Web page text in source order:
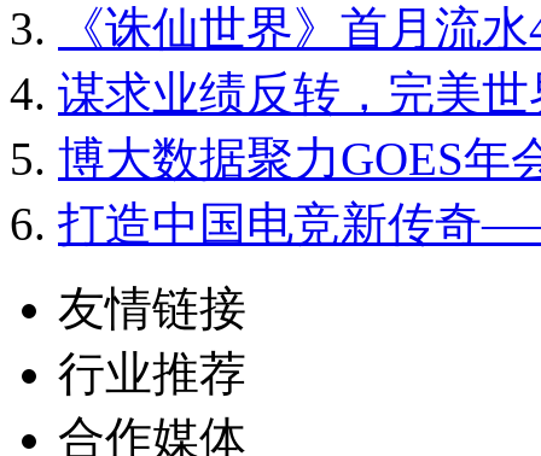
《诛仙世界》首月流
谋求业绩反转，完美
博大数据聚力GOES年
打造中国电竞新传奇
友情链接
行业推荐
合作媒体